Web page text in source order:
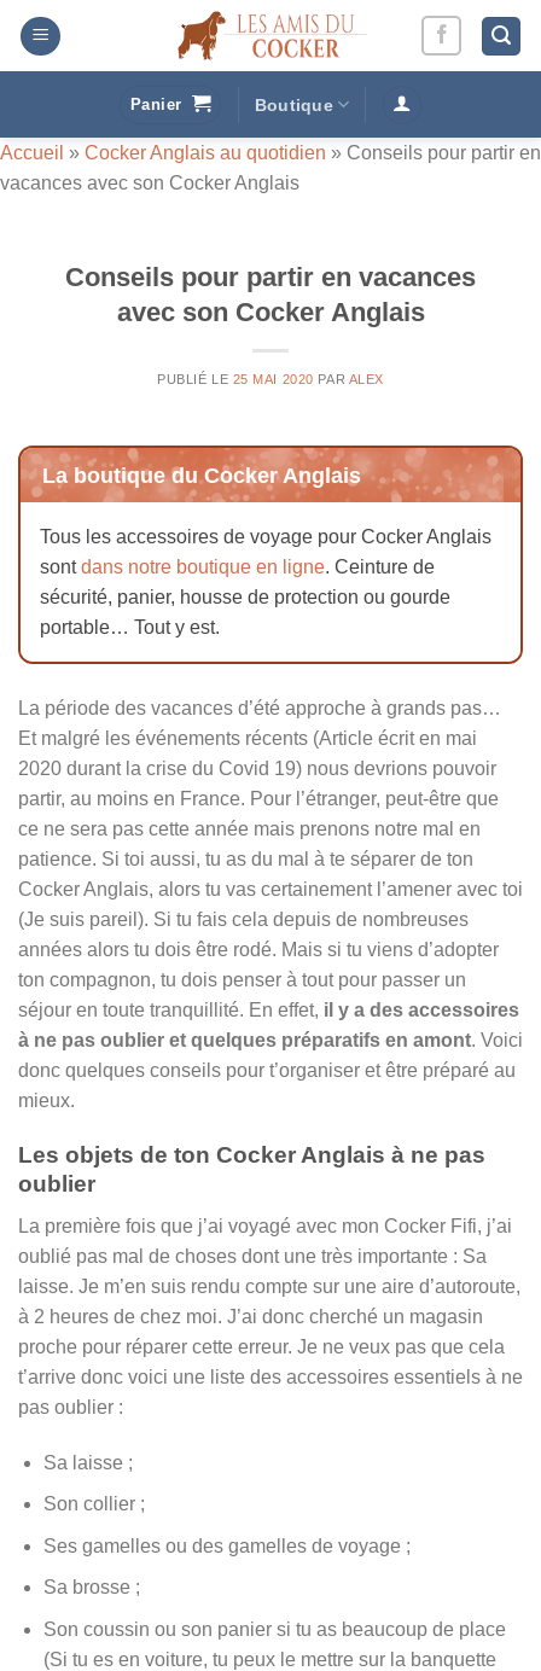
Passer
contenu
Panier Boutique
Accueil » Cocker Anglais au quotidien » Conseils pour partir en
vacances avec son Cocker Anglais
Conseils pour partir en vacances
avec son Cocker Anglais
PUBLIÉ LE 25 MAI 2020 PAR ALEX
La boutique du Cocker Anglais
Tous les accessoires de voyage pour Cocker Anglais
sontdans notre boutique en ligne. Ceinture de
sécurité, panier, housse de protection ou gourde
portable… Tout y est.
La période des vacances d’été approche à grands pas…
Et malgré les événements récents (Article écrit en mai
2020 durant la crise du Covid 19) nous devrions pouvoir
partir, au moins en France. Pour l’étranger, peut-être que
ce ne sera pas cette année mais prenons notre mal en
patience. Si toi aussi, tu as du mal à te séparer de ton
Cocker Anglais, alors tu vas certainement l’amener avec toi
(Je suis pareil). Si tu fais cela depuis de nombreuses
années alors tu dois être rodé. Mais si tu viens d’adopter
ton compagnon, tu dois penser à tout pour passer un
séjour en toute tranquillité. En effet, il y a des accessoires
à ne pas oublier et quelques préparatifs en amont. Voici
donc quelques conseils pour t’organiser et être préparé au
mieux.
Les objets de ton Cocker Anglais à ne pas
oublier
La première fois que j’ai voyagé avec mon Cocker Fifi, j’ai
oublié pas mal de choses dont une très importante : Sa
laisse. Je m’en suis rendu compte sur une aire d’autoroute,
à 2 heures de chez moi. J’ai donc cherché un magasin
proche pour réparer cette erreur. Je ne veux pas que cela
t’arrive donc voici une liste des accessoires essentiels à ne
pas oublier :
Sa laisse ;
Son collier ;
Ses gamelles ou des gamelles de voyage ;
Sa brosse ;
Son coussin ou son panier si tu as beaucoup de place
(Si tu es en voiture, tu peux le mettre sur la banquette